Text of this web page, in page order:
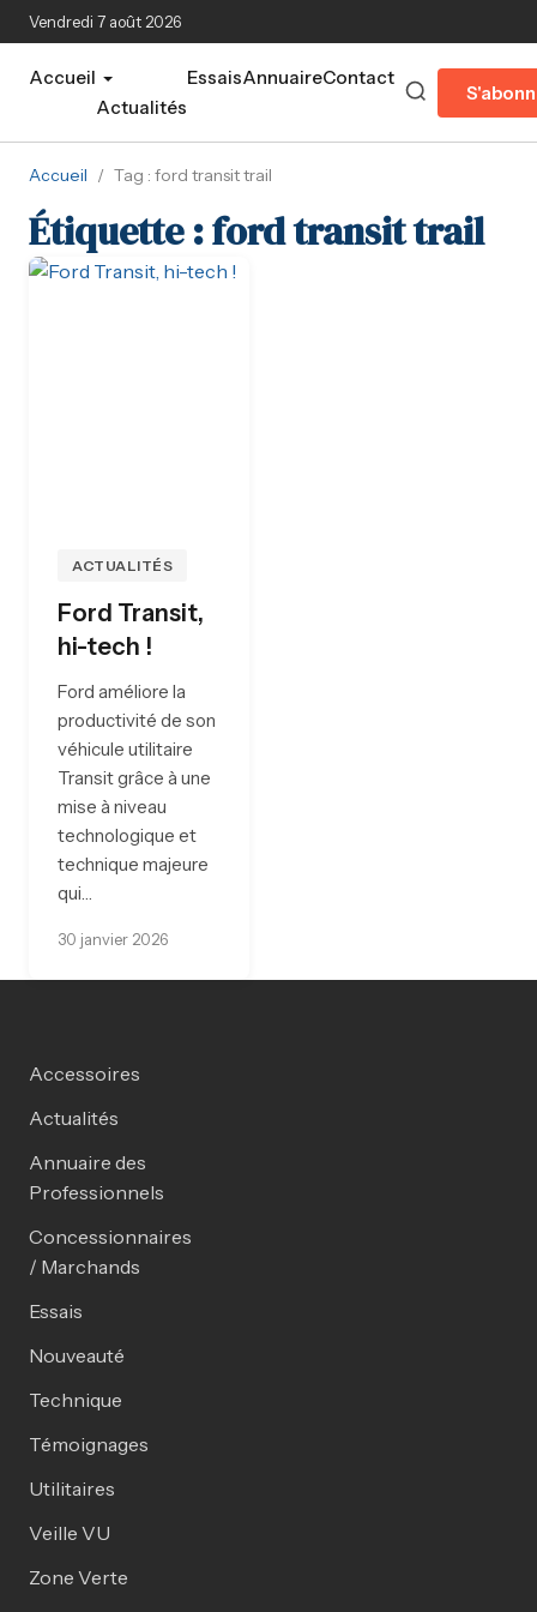
Aller au contenu principal
Vendredi 7 août 2026
Accueil
Actualités
EssaisAnnuaireContact
Accueil / Tag : ford transit trail
Étiquette :ford transit trail
ACTUALITÉS
Ford Transit,
hi-tech !
Ford améliore la
productivité de son
véhicule utilitaire
Transit grâce à une
mise à niveau
technologique et
technique majeure
qui…
30 janvier 2026
Accessoires
Actualités
Annuaire des
Professionnels
Concessionnaires
/ Marchands
Essais
Nouveauté
Technique
Témoignages
Utilitaires
Veille VU
Zone Verte